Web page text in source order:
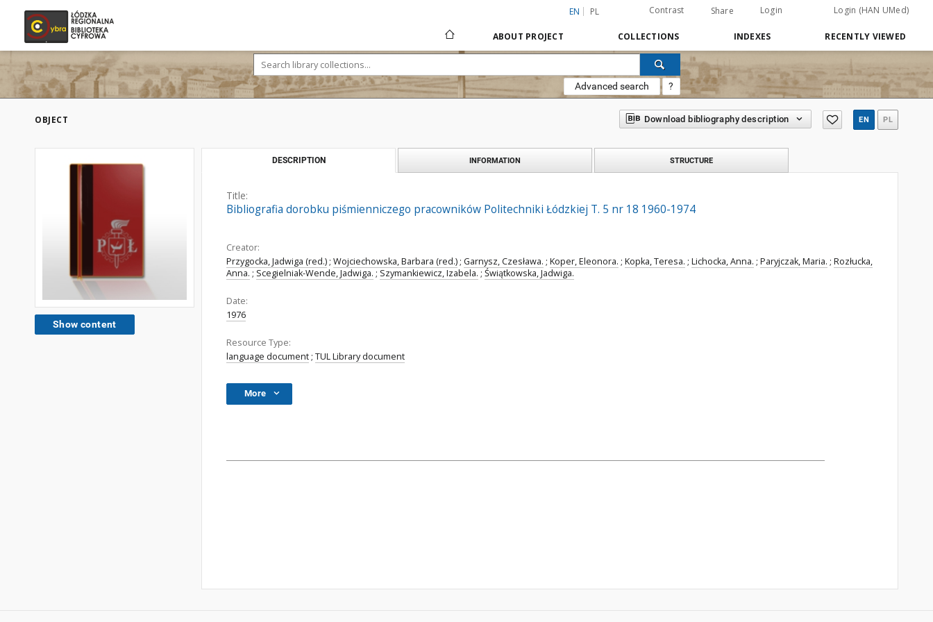
EN PL Contrast Share Login Login (HAN UMed)
ABOUT PROJECT COLLECTIONS INDEXES RECENTLY VIEWED
Advanced search ?
OBJECT Download bibliography description EN PL
Show content
DESCRIPTION INFORMATION STRUCTURE
Title:
Bibliografia dorobku piśmienniczego pracowników Politechniki Łódzkiej T. 5 nr 18 1960-1974
Creator:
Przygocka, Jadwiga (red.) ; Wojciechowska, Barbara (red.) ; Garnysz, Czesława. ; Koper, Eleonora. ; Kopka, Teresa. ; Lichocka, Anna. ; Paryjczak, Maria. ; Rozłucka,
Anna. ; Scegielniak-Wende, Jadwiga. ; Szymankiewicz, Izabela. ; Świątkowska, Jadwiga.
Date:
1976
Resource Type:
language document ; TUL Library document
More